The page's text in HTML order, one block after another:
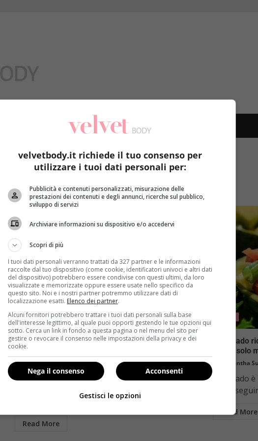
Diete
Dieta della pasta: perdere peso senza rinunciare agli
spaghetti
Redazione 21 Luglio 2014
Chi l’ha detto che per perdere peso bisogna
rinunciare alla pasta? I nutrizionisti sono ormai
Read More
L’avocado
anche solo
Samantha
vuole
Read More
velvetbody.it richiede il tuo consenso per
utilizzare i tuoi dati personali per:
Pubblicità e contenuti personalizzati, misurazione delle
prestazioni dei contenuti e degli annunci, ricerche sul pubblico,
sviluppo di servizi
Archiviare informazioni su dispositivo e/o accedervi
Scopri di più
I tuoi dati personali verranno trattati da 327 partner e le informazioni
raccolte dal tuo dispositivo (come cookie, identificatori univoci e altri dati
del dispositivo) potrebbero essere condivise con questi ultimi, da loro
visualizzate e memorizzate oppure essere usate nello specifico da
questo sito. Noi e i nostri partner potremmo utilizzare dati di
localizzazione esatti. Elenco dei partner.
Alcuni fornitori potrebbero trattare i tuoi dati personali sulla base
dell'interesse legittimo, al quale puoi opporti gestendo le tue opzioni qui
sotto. Cerca un link in fondo a questa pagina o nel menu del sito per
gestire o revocare il consenso nelle impostazioni della privacy e dei
cookie.
Acconsenti
Nega il consenso
Gestisci le opzioni